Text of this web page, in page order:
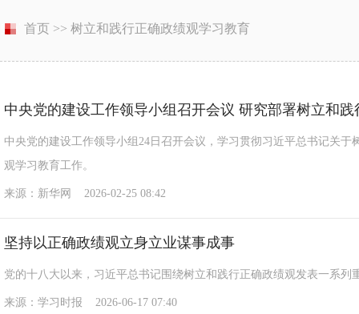
首页 >> 树立和践行正确政绩观学习教育
中央党的建设工作领导小组召开会议 研究部署树立和
中央党的建设工作领导小组24日召开会议，学习贯彻习近平总书记关
观学习教育工作。
来源：新华网 2026-02-25 08:42
坚持以正确政绩观立身立业谋事成事
党的十八大以来，习近平总书记围绕树立和践行正确政绩观发表一系
来源：学习时报 2026-06-17 07:40